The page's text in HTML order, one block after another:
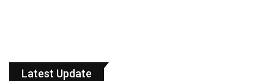
Latest Update